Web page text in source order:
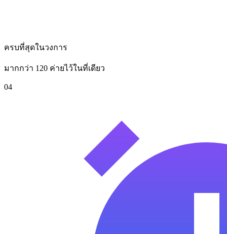
ครบที่สุดในวงการ
มากกว่า 120 ค่ายไว้ในที่เดียว
04